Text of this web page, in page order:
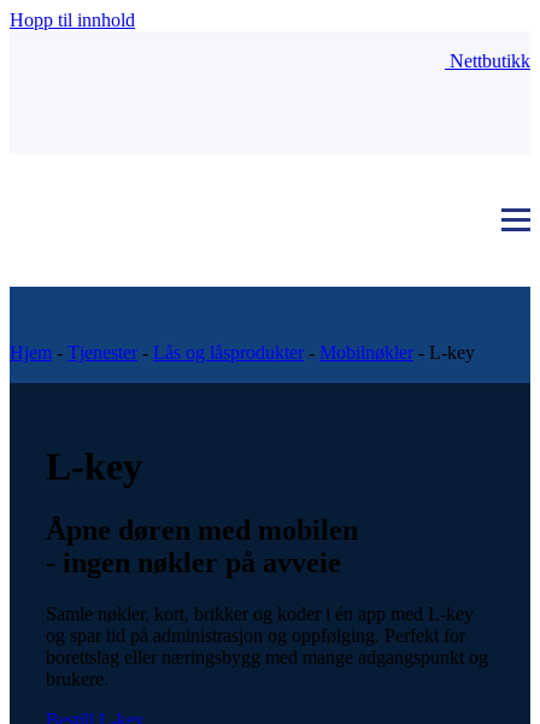
Hopp til innhold
Nettbutikk
Hjem - Tjenester - Lås og låsprodukter - Mobilnøkler - L-key
L-key
Åpne døren med mobilen
- ingen nøkler på avveie
Samle nøkler, kort, brikker og koder i én app med L-key
og spar tid på administrasjon og oppfølging. Perfekt for
borettslag eller næringsbygg med mange adgangspunkt og
brukere.